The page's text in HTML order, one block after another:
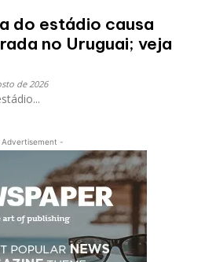
do estádio causa
no Uruguai; veja
de 2026
-